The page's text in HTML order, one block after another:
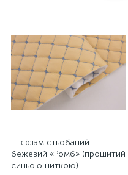
Шкірзам стьобаний
бежевий «Ромб» (прошитий
синьою ниткою)